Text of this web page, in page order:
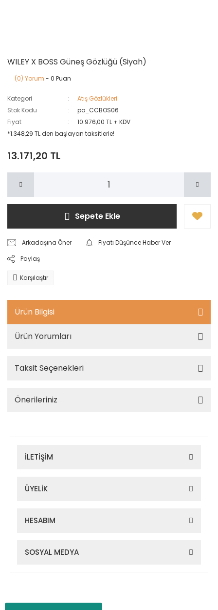
WILEY X BOSS Güneş Gözlüğü (Siyah)
(0) Yorum - 0 Puan
Kategori
Atış Gözlükleri
Stok Kodu
po_CCBOS06
Fiyat
10.976,00 TL + KDV
*1.348,29 TL den başlayan taksitlerle!
13.171,20 TL
Sepete Ekle
Arkadaşına Öner
Fiyatı Düşünce Haber Ver
Paylaş
Karşılaştır
Ürün Bilgisi
Ürün Yorumları
Taksit Seçenekleri
Önerileriniz
İLETİŞİM
ÜYELİK
HESABIM
SOSYAL MEDYA